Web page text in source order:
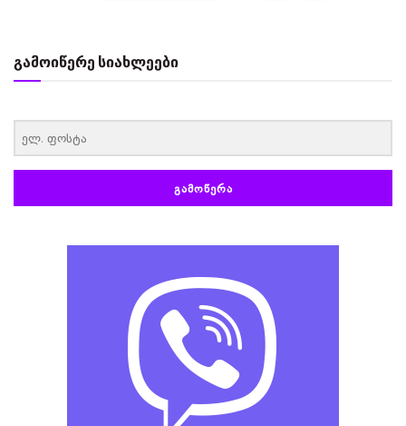
გამოიწერე სიახლეები
ᲒᲐᲛᲝᲬᲔᲠᲐ